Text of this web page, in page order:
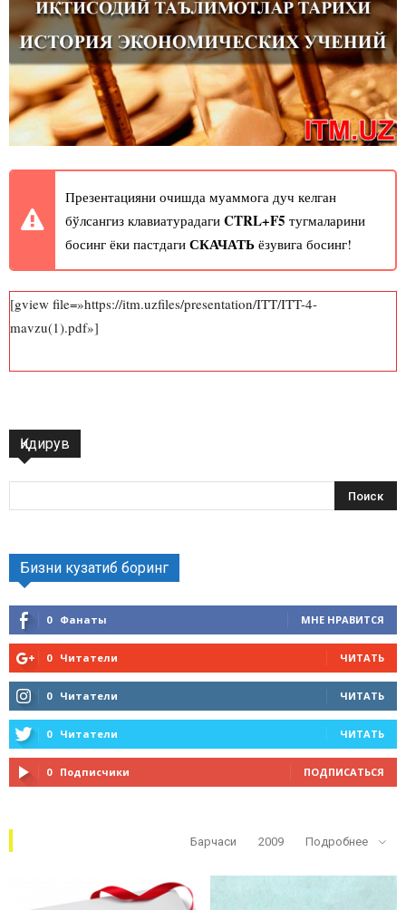
Презентацияни очишда муаммога дуч келган
бўлсангиз клавиатурадаги CTRL+F5 тугмаларини
босинг ёки пастдаги СКАЧАТЬ ёзувига босинг!
[gview file=»https://itm.uzfiles/presentation/ITT/ITT-4-
mavzu(1).pdf»]
Қидирув
Бизни кузатиб боринг
0 Фанаты МНЕ НРАВИТСЯ
0 Читатели ЧИТАТЬ
0 Читатели ЧИТАТЬ
0 Читатели ЧИТАТЬ
0 Подписчики ПОДПИСАТЬСЯ
Барчаси 2009 Подробнее